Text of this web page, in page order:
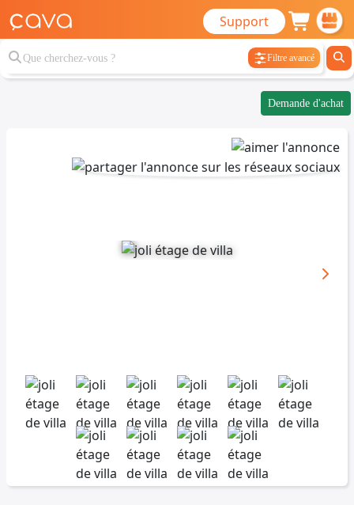
Support
Filtre avancé
Demande d'achat